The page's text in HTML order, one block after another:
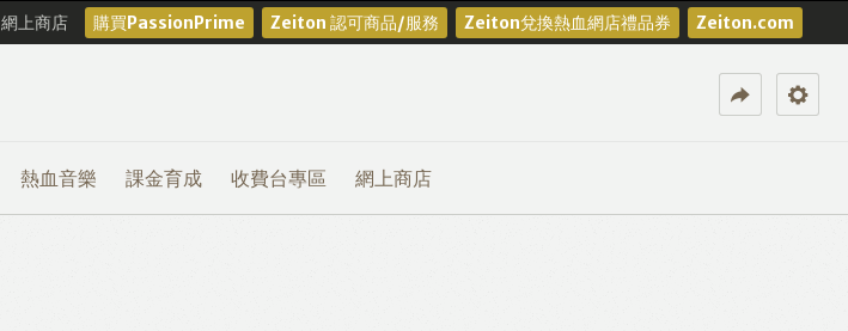
網上商店 購買PassionPrime Zeiton 認可商品/服務 Zeiton兌換熱血網店禮品券 Zeiton.com
熱血音樂 課金育成 收費台專區 網上商店